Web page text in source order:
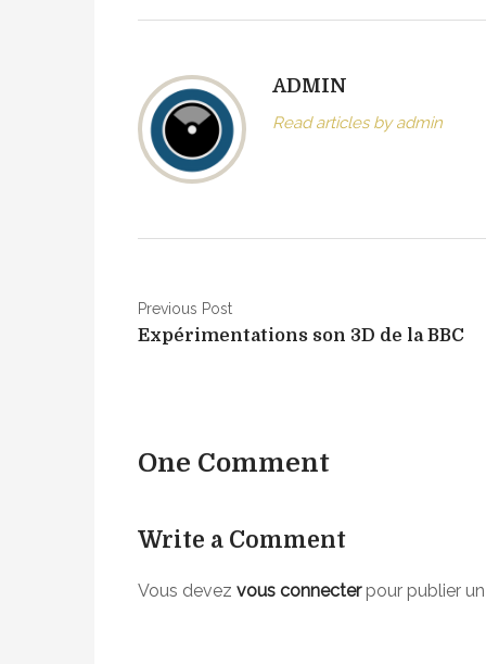
ADMIN
Read articles by admin
N
a
g
t
i
Previous Post
Expérimentations son 3D de la BBC
One Comment
Write a Comment
Vous devez vous connecterpour publier